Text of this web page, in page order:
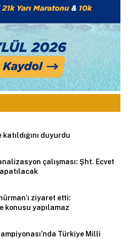
katıldığını duyurdu
çalışması: Şht. Ecvet
ziyaret etti:
konusu yapılamaz
Türkiye Milli